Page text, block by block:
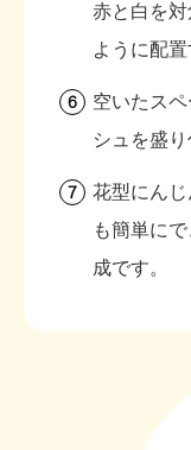
赤と白を
ように配
空いたス
シュを盛り
花型にん
も簡単に
成です。